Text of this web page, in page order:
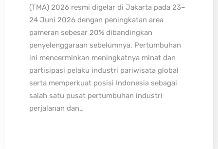
(TMA) 2026 resmi digelar di Jakarta pada 23–
24 Juni 2026 dengan peningkatan area
pameran sebesar 20% dibandingkan
penyelenggaraan sebelumnya. Pertumbuhan
ini mencerminkan meningkatnya minat dan
partisipasi pelaku industri pariwisata global
serta memperkuat posisi Indonesia sebagai
salah satu pusat pertumbuhan industri
perjalanan dan…